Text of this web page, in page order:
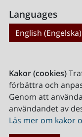
Languages
English (Engelska)
Kakor (cookies)
förbättra och
Genom att
användandet av
Läs mer om kakor